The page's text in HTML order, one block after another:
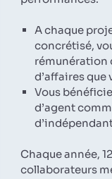
A chaque
concrétisé,
rémunération
d’affaires que
Vous
d’agent
Chaque année,
collaborateurs